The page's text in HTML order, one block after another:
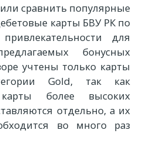
сравнить популярные
карты БВУ РК по
для
бонусных
учтены только карты
Gold, так как
более высоких
отдельно, а их
во много раз